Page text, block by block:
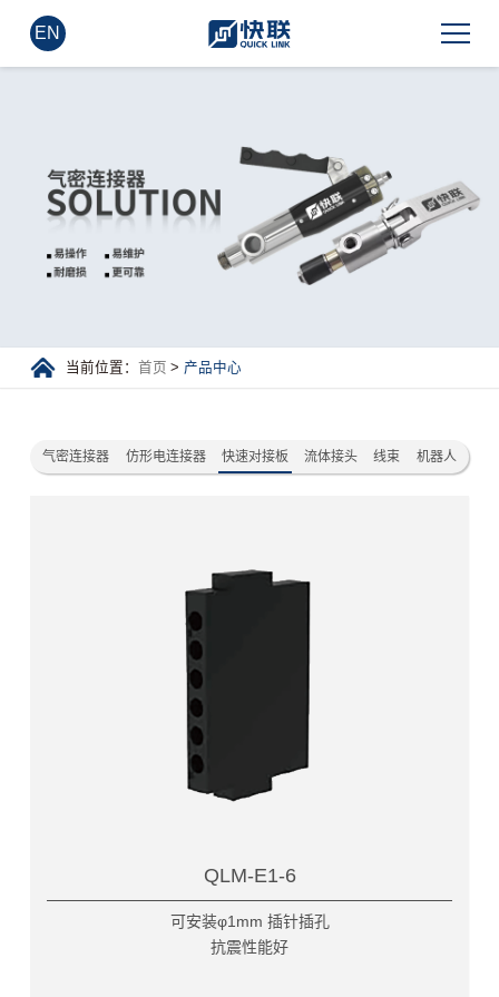
EN
当前位置：首页 > 产品中心
气密连接器 仿形电连接器 快速对接板 流体接头 线束 机器人
QLM-E1-6
可安装φ1mm 插针插孔
抗震性能好